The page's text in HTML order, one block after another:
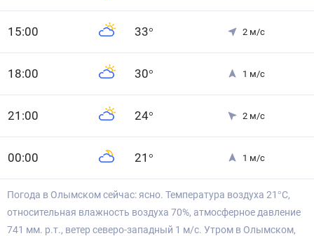
15:00 33° 2 м/с
18:00 30° 1 м/с
21 :00 24° 2 м/с
00:00 21 ° 1 м/с
Погода в Олымском сейчас: ясно. Температура воздуха 21°С,
относительная влажность воздуха 70%, атмосферное давление
741 мм. р.т., ветер северо-западный 1 м/с. Утром в Олымском,